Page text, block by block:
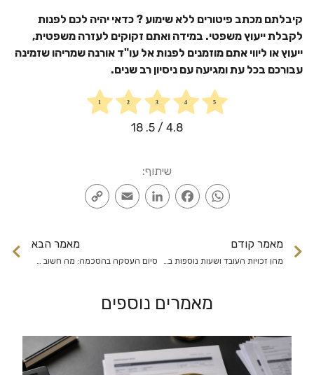
קיבלתם מכתב פיטורים ללא שימוע ? כדאי יהיה לכם לפנות
לקבלת ייעוץ משפטי. במידה ואתם זקוקים לעזרה משפטית,
ייעוץ או ליווי אתם מוזמנים לפנות אל עו"ד אורנה שמריהו שזמינה
עבורכם בכל עת ומגיעה עם ניסיון רב שנים.
4.8
/ 5.
18
שיתוף:
WhatsApp
Facebook
LinkedIn
Email
מאמר קודם מאמר הבא
מאמרים נוספים